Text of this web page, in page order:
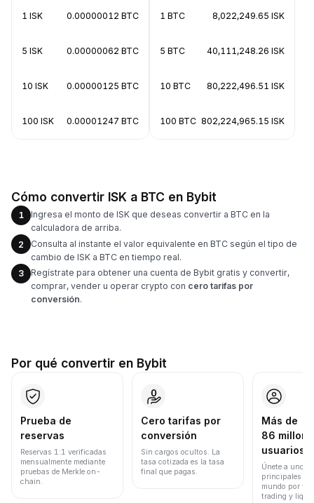
1 ISK 0.00000012 BTC
5 ISK 0.00000062 BTC
10 ISK 0.00000125 BTC
100 ISK 0.00001247 BTC
1 BTC 8,022,249.65 ISK
5 BTC 40,111,248.26 ISK
10 BTC 80,222,496.51 ISK
100 BTC 802,224,965.15 ISK
Cómo convertir ISK a BTC en Bybit
1
Ingresa el monto de ISK que deseas convertir a BTC en la
calculadora de arriba.
2
Consulta al instante el valor equivalente en BTC según el tipo de
cambio de ISK a BTC en tiempo real.
3
Regístrate para obtener una cuenta de Bybit gratis y convertir,
comprar, vender u operar crypto con cero tarifas por
conversión.
Por qué convertir en Bybit
Prueba de
reservas
Reservas 1:1 verificadas
mensualmente mediante
pruebas de Merkle on-
chain.
Cero tarifas por
conversión
Sin cargos ocultos. La
tasa cotizada es la tasa
final que pagas.
Más de
86
usuarios
Únete a uno
principales
mundo por
trading y